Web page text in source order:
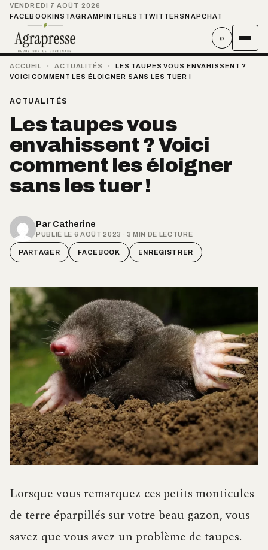
VENDREDI 7 AOÛT 2026
FACEBOOKINSTAGRAMPINTEREST TWITTER SNAPCHAT
⌕
ACCUEIL › ACTUALITÉS ›
LES TAUPES VOUS ENVAHISSENT ?
VOICI COMMENT LES ÉLOIGNER SANS LES TUER !
ACTUALITÉS
Les taupes vous
envahissent ? Voici
comment les éloigner
sans les tuer !
Par Catherine
PUBLIÉ LE 6 AOÛT 2023 · 3 MIN DE LECTURE
PARTAGER FACEBOOK ENREGISTRER
Lorsque vous remarquez ces petits monticules
de terre éparpillés sur votre beau gazon, vous
savez que vous avez un problème de taupes.